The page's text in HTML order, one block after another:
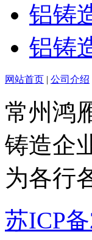
铝铸
铝铸
网站首页 | 公司介绍
常州鸿
铸造企
为各行
苏ICP